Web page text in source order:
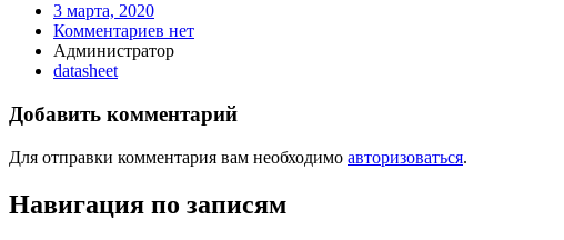
3 марта, 2020
Комментариев нет
Администратор
datasheet
Добавить комментарий
Для отправки комментария вам необходимо авторизоваться.
Навигация по записям